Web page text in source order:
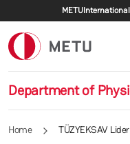
Skip to main content
METU
Department of
Home TÜZYEKSAV